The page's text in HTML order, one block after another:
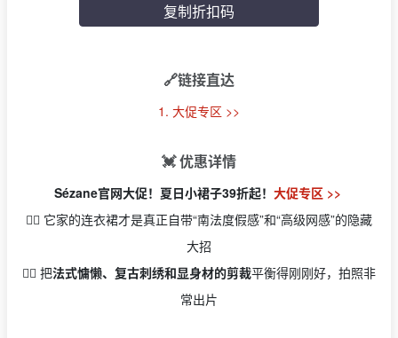
复制折扣码
🔗链接直达
1. 大促专区 >>
💓 优惠详情
Sézane官网大促！夏日小裙子39折起！ 大促专区 >>
👉🏻 它家的连衣裙才是真正自带“南法度假感”和“高级网感”的隐藏
大招
👉🏻 把法式慵懒、复古刺绣和显身材的剪裁平衡得刚刚好，拍照非
常出片